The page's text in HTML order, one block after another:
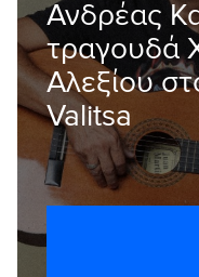
Ανδρέας
τραγουδά
Αλεξίου
Valitsa